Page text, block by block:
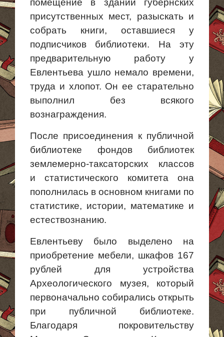
помещение в здании губернских
присутственных мест, разыскать и
собрать книги, оставшиеся у
подписчиков библиотеки. На эту
предварительную работу у
Евлентьева ушло немало времени,
труда и хлопот. Он ее старательно
выполнил без всякого
вознаграждения.
После присоединения к публичной
библиотеке фондов библиотек
землемерно-таксаторских классов
и статистического комитета она
пополнилась в основном книгами по
статистике, истории, математике и
естествознанию.
Евлентьеву было выделено на
приобретение мебели, шкафов 167
рублей для устройства
Археологического музея, который
первоначально собирались открыть
при публичной библиотеке.
Благодаря покровительству